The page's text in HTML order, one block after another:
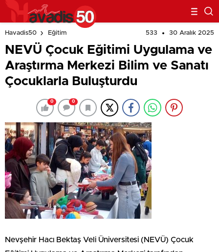
Havadis50 Eğitim 533 30 Aralık 2025
NEVÜ Çocuk Eğitimi Uygulama ve
Araştırma Merkezi Bilim ve Sanatı
Çocuklarla Buluşturdu
0 0
Nevşehir Hacı Bektaş Veli Üniversitesi (NEVÜ) Çocuk